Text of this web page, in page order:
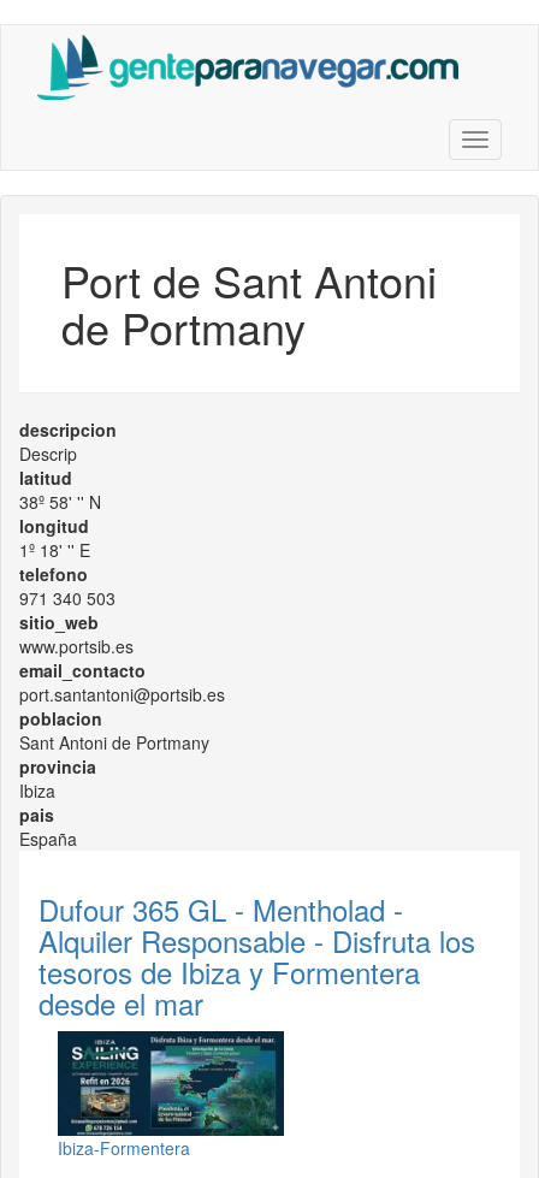
contenido
Toggle
Port de Sant Antoni
de Portmany
descripcion
Descrip
latitud
38º 58' '' N
longitud
1º 18' '' E
telefono
971 340 503
sitio_web
www.portsib.es
email_contacto
port.santantoni@portsib.es
poblacion
Sant Antoni de Portmany
provincia
Ibiza
pais
España
Dufour 365 GL - Mentholad -
Alquiler Responsable - Disfruta los
tesoros de Ibiza y Formentera
desde el mar
Ibiza-Formentera